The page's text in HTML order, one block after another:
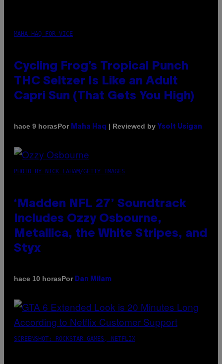
MAHA HAQ FOR VICE
Cycling Frog’s Tropical Punch
THC Seltzer Is Like an Adult
Capri Sun (That Gets You High)
hace 9 horasPor Maha Haq | Reviewed by Ysolt Usigan
PHOTO BY NICK LAHAM/GETTY IMAGES
‘Madden NFL 27’ Soundtrack
Includes Ozzy Osbourne,
Metallica, the White Stripes, and
Styx
hace 10 horasPor Dan Milam
SCREENSHOT: ROCKSTAR GAMES, NETFLIX